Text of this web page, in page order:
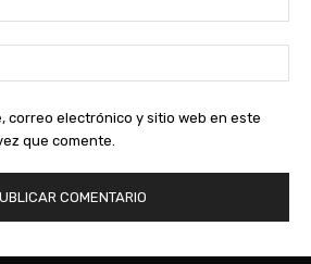
correo electrónico y sitio web en este
que comente.